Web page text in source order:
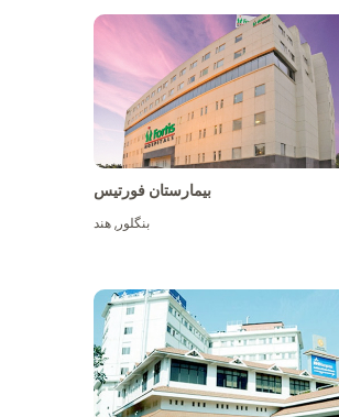
بیمارستان فورتیس
بنگلور,هند